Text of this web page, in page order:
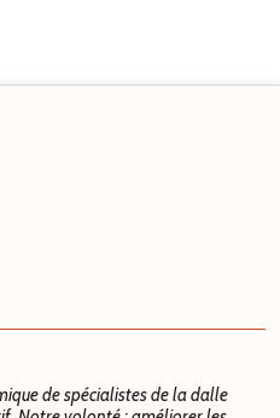
de spécialistes de la dalle